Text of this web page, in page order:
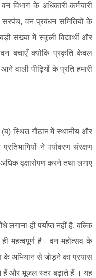
विभाग के अधिकारी-कर्मचारी
वन प्रबंधन समितियों के
संख्या में स्कूली विद्यार्थी और
बचाएँ क्योकि प्रकृति केवल
वाली पीढ़ियों के प्रति हमारी
गौठान में स्थानीय और
ने पर्यावरण संरक्षण
वृक्षारोपण करने तथा लगाए
ही पर्याप्त नहीं है, बल्कि
महत्वपूर्ण है। वन महोत्सव के
के अभियान से जोड़ने का प्रयास
हैं और भूजल स्तर बढ़ाते हैं । यह